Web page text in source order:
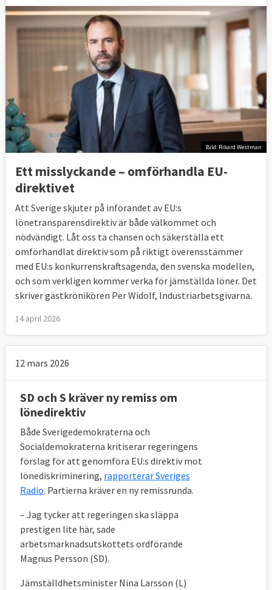
Bild: Rikard Westman
Ett misslyckande – omförhandla EU-
direktivet
Att Sverige skjuter på införandet av EU:s
lönetransparensdirektiv är både välkommet och
nödvändigt. Låt oss ta chansen och säkerställa ett
omförhandlat direktiv som på riktigt överensstämmer
med EU:s konkurrenskraftsagenda, den svenska modellen,
och som verkligen kommer verka för jämställda löner. Det
skriver gästkrönikören Per Widolf, Industriarbetsgivarna.
14 april 2026
12 mars 2026
SD och S kräver ny remiss om
lönedirektiv
Både Sverigedemokraterna och
Socialdemokraterna kritiserar regeringens
förslag för att genomföra EU:s direktiv mot
lönediskriminering, rapporterar Sveriges
Radio. Partierna kräver en ny remissrunda.
– Jag tycker att regeringen ska släppa
prestigen lite här, sade
arbetsmarknadsutskottets ordförande
Magnus Persson (SD).
Jämställdhetsminister Nina Larsson (L)